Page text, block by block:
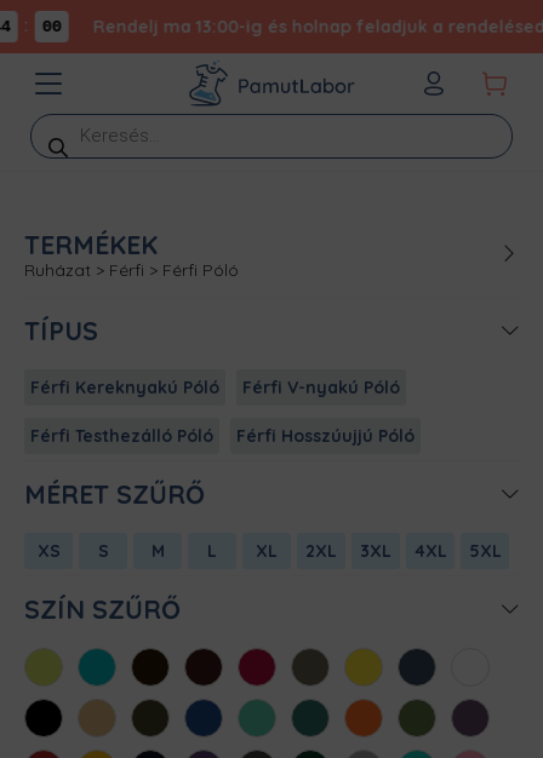
00 Rendelj ma 13:00-ig és holnap feladjuk a rendelésed
Products
search
TERMÉKEK
Ruházat > Férfi > Férfi Póló
TÍPUS
Férfi Kereknyakú Póló Férfi V-nyakú Póló
Férfi Testhezálló Póló Férfi Hosszúujjú Póló
MÉRET SZŰRŐ
XS S M L XL 2XL 3XL 4XL 5XL
SZÍN SZŰRŐ
AlmazöldAtollkékBarnaBordóChili Cink Citromsárga
Denim
FeketeHomokKhaki KirálykékMentaMéregzöld
NarancsOliva Padlizsán